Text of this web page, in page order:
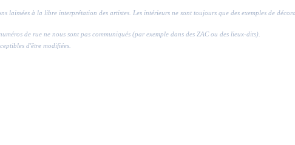
laissées à la libre interprétation des artistes. Les intérieurs ne sont toujours que des exemples de
de rue ne nous sont pas communiqués (par exemple dans des ZAC ou des lieux-dits).
d'être modifiées.